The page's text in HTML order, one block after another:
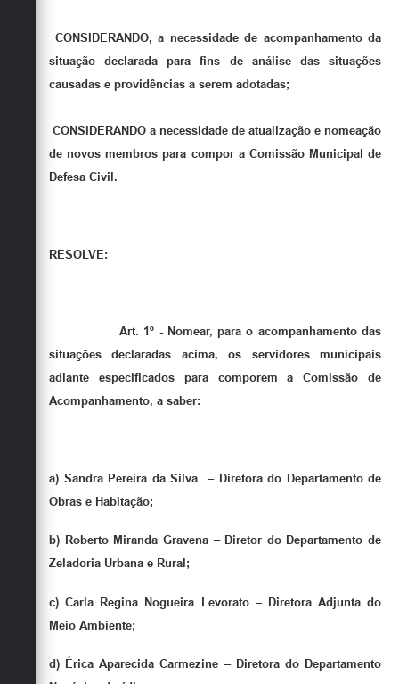
CONSIDERANDO, a necessidade de acompanhamento da
situação declarada para fins de análise das situações
causadas e providências a serem adotadas;
CONSIDERANDO a necessidade de atualização e nomeação
de novos membros para compor a Comissão Municipal de
Defesa Civil.
RESOLVE:
Art. 1º - Nomear, para o acompanhamento das
situações declaradas acima, os servidores municipais
adiante especificados para comporem a Comissão de
Acompanhamento, a saber:
a) Sandra Pereira da Silva – Diretora do Departamento de
Obras e Habitação;
b) Roberto Miranda Gravena – Diretor do Departamento de
Zeladoria Urbana e Rural;
c) Carla Regina Nogueira Levorato – Diretora Adjunta do
Meio Ambiente;
d) Érica Aparecida Carmezine – Diretora do Departamento